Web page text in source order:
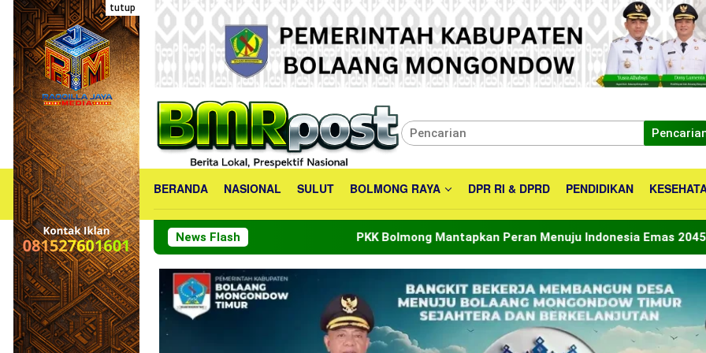
Loncat
konten
tutup
BERANDA NASIONAL SULUT BOLMONG RAYA DPR RI & DPRD PENDIDIKAN
News FlashPKK Bolmong Mantapkan Peran Menuju Indonesia Emas 2045 Bupati